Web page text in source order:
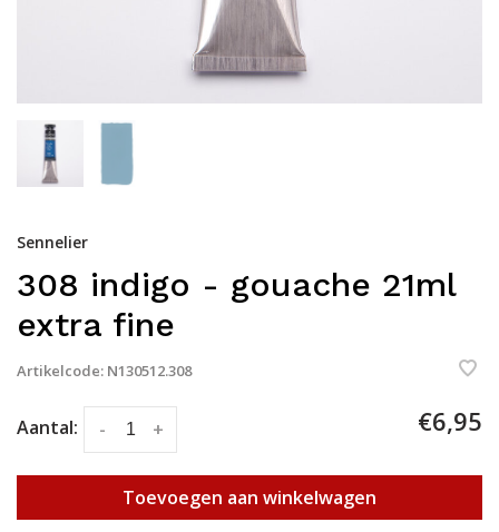
Sennelier
308 indigo - gouache 21ml
extra fine
Artikelcode: N130512.308
Aantal: +
- €6,95
Toevoegen aan winkelwagen